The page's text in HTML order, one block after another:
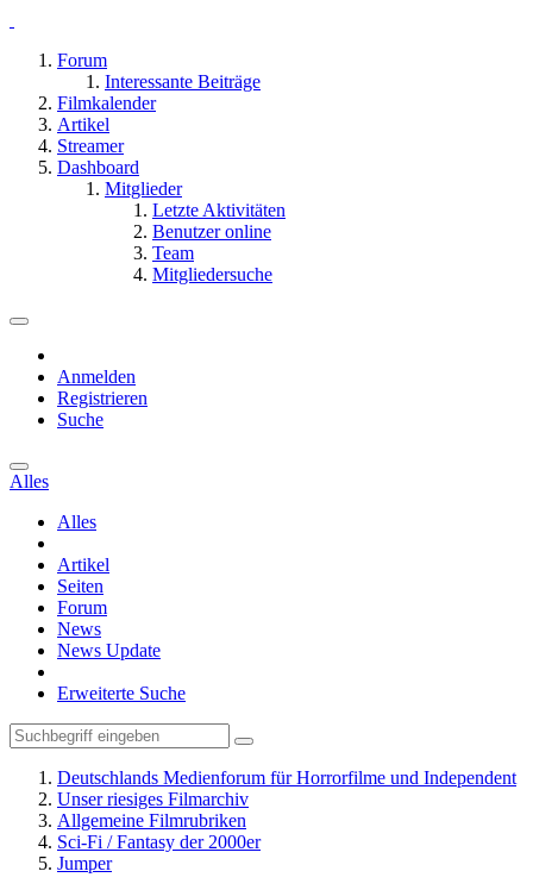
Forum
Interessante Beiträge
Filmkalender
Artikel
Streamer
Dashboard
Mitglieder
Letzte Aktivitäten
Benutzer online
Team
Mitgliedersuche
Anmelden
Registrieren
Suche
Alles
Alles
Artikel
Seiten
Forum
News
News Update
Erweiterte Suche
Deutschlands Medienforum für Horrorfilme und Independent
Unser riesiges Filmarchiv
Allgemeine Filmrubriken
Sci-Fi / Fantasy der 2000er
Jumper